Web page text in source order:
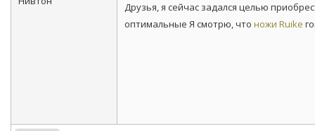
Друзья, я сейчас задался целью
оптимальные Я смотрю, что ножи Ruike